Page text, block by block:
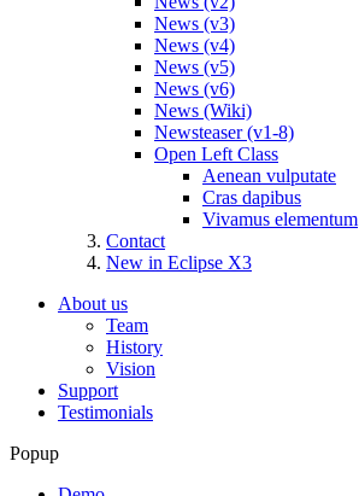
News (v3)
News (v4)
News (v5)
News (v6)
News (Wiki)
Newsteaser (v1-8)
Open Left Class
Aenean vulputate
Cras dapibus
Vivamus elementum
Contact
New in Eclipse X3
About us
Team
History
Vision
Support
Testimonials
Popup